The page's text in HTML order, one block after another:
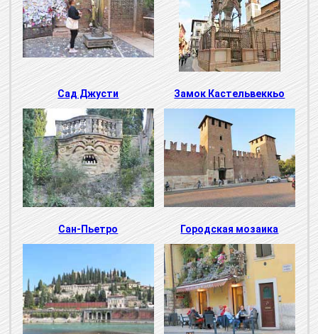
Сад Джусти Замок Кастельвеккьо
Сан-Пьетро Городская мозаика